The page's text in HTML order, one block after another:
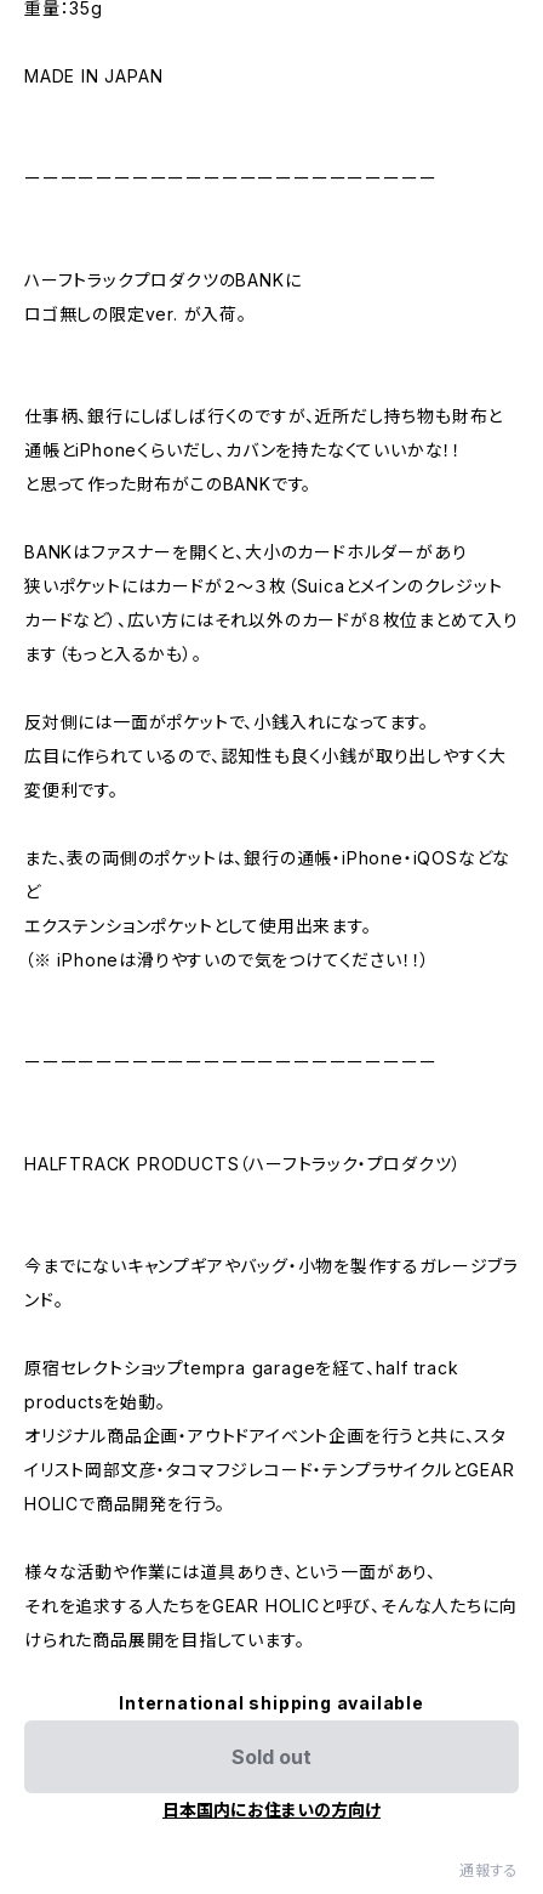
重量：35g
MADE IN JAPAN
ーーーーーーーーーーーーーーーーーーーーーーー
ハーフトラックプロダクツのBANKに
ロゴ無しの限定ver. が入荷。
仕事柄、銀行にしばしば行くのですが、近所だし持ち物も財布と
通帳とiPhoneくらいだし、カバンを持たなくていいかな！！
と思って作った財布がこのBANKです。
BANKはファスナーを開くと、大小のカードホルダーがあり
狭いポケットにはカードが２〜３枚（Suicaとメインのクレジット
カードなど）、広い方にはそれ以外のカードが８枚位まとめて入り
ます（もっと入るかも）。
反対側には一面がポケットで、小銭入れになってます。
広目に作られているので、認知性も良く小銭が取り出しやすく大
変便利です。
また、表の両側のポケットは、銀行の通帳・iPhone・iQOSなどな
ど
エクステンションポケットとして使用出来ます。
（※ iPhoneは滑りやすいので気をつけてください！！）
ーーーーーーーーーーーーーーーーーーーーーーー
HALFTRACK PRODUCTS（ハーフトラック・プロダクツ）
今までにないキャンプギアやバッグ・小物を製作するガレージブラ
ンド。
原宿セレクトショップtempra garageを経て、half track
productsを始動。
オリジナル商品企画・アウトドアイベント企画を行うと共に、スタ
イリスト岡部文彦・タコマフジレコード・テンプラサイクルとGEAR
HOLICで商品開発を行う。
様々な活動や作業には道具ありき、という一面があり、
それを追求する人たちをGEAR HOLICと呼び、そんな人たちに向
けられた商品展開を目指しています。
International shipping available
Sold out
日本国内にお住まいの方向け
通報する